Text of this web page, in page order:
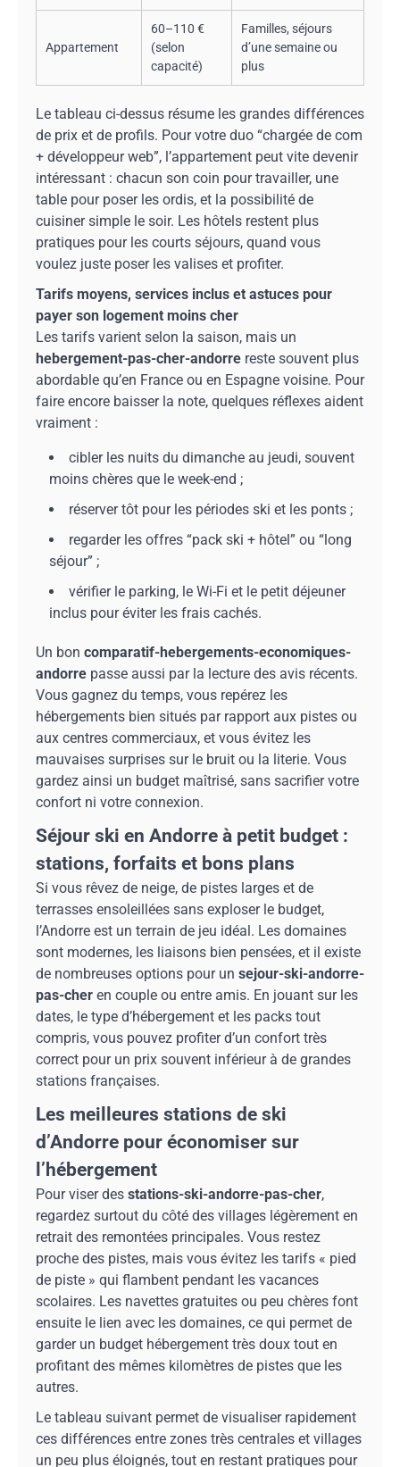
Appartement
60–110 €
(selon
capacité)
Familles, séjours
d’une semaine ou
plus
Le tableau ci-dessus résume les grandes différences
de prix et de profils. Pour votre duo “chargée de com
+ développeur web”, l’appartement peut vite devenir
intéressant : chacun son coin pour travailler, une
table pour poser les ordis, et la possibilité de
cuisiner simple le soir. Les hôtels restent plus
pratiques pour les courts séjours, quand vous
voulez juste poser les valises et profiter.
Tarifs moyens, services inclus et astuces pour
payer son logement moins cher
Les tarifs varient selon la saison, mais un
hebergement-pas-cher-andorre reste souvent plus
abordable qu’en France ou en Espagne voisine. Pour
faire encore baisser la note, quelques réflexes aident
vraiment :
cibler les nuits du dimanche au jeudi, souvent
moins chères que le week-end ;
réserver tôt pour les périodes ski et les ponts ;
regarder les offres “pack ski + hôtel” ou “long
séjour” ;
vérifier le parking, le Wi-Fi et le petit déjeuner
inclus pour éviter les frais cachés.
Un bon comparatif-hebergements-economiques-
andorre passe aussi par la lecture des avis récents.
Vous gagnez du temps, vous repérez les
hébergements bien situés par rapport aux pistes ou
aux centres commerciaux, et vous évitez les
mauvaises surprises sur le bruit ou la literie. Vous
gardez ainsi un budget maîtrisé, sans sacrifier votre
confort ni votre connexion.
Séjour ski en Andorre à petit budget :
stations, forfaits et bons plans
Si vous rêvez de neige, de pistes larges et de
terrasses ensoleillées sans exploser le budget,
l’Andorre est un terrain de jeu idéal. Les domaines
sont modernes, les liaisons bien pensées, et il existe
de nombreuses options pour un sejour-ski-andorre-
pas-cher en couple ou entre amis. En jouant sur les
dates, le type d’hébergement et les packs tout
compris, vous pouvez profiter d’un confort très
correct pour un prix souvent inférieur à de grandes
stations françaises.
Les meilleures stations de ski
d’Andorre pour économiser sur
l’hébergement
Pour viser des stations-ski-andorre-pas-cher,
regardez surtout du côté des villages légèrement en
retrait des remontées principales. Vous restez
proche des pistes, mais vous évitez les tarifs « pied
de piste » qui flambent pendant les vacances
scolaires. Les navettes gratuites ou peu chères font
ensuite le lien avec les domaines, ce qui permet de
garder un budget hébergement très doux tout en
profitant des mêmes kilomètres de pistes que les
autres.
Le tableau suivant permet de visualiser rapidement
ces différences entre zones très centrales et villages
un peu plus éloignés, tout en restant pratiques pour